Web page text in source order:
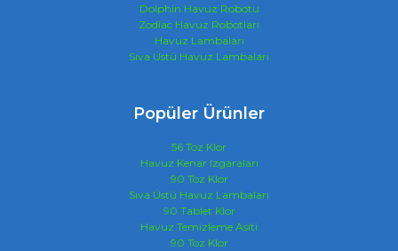
Dolphin Havuz Robotu
Zodiac Havuz Robotları
Havuz Lambaları
Sıva Üstü Havuz Lambaları
Popüler Ürünler
56 Toz Klor
Havuz Kenar Izgaraları
90 Toz Klor
Sıva Üstü Havuz Lambaları
90 Tablet Klor
Havuz Temizleme Asiti
90 Toz Klor